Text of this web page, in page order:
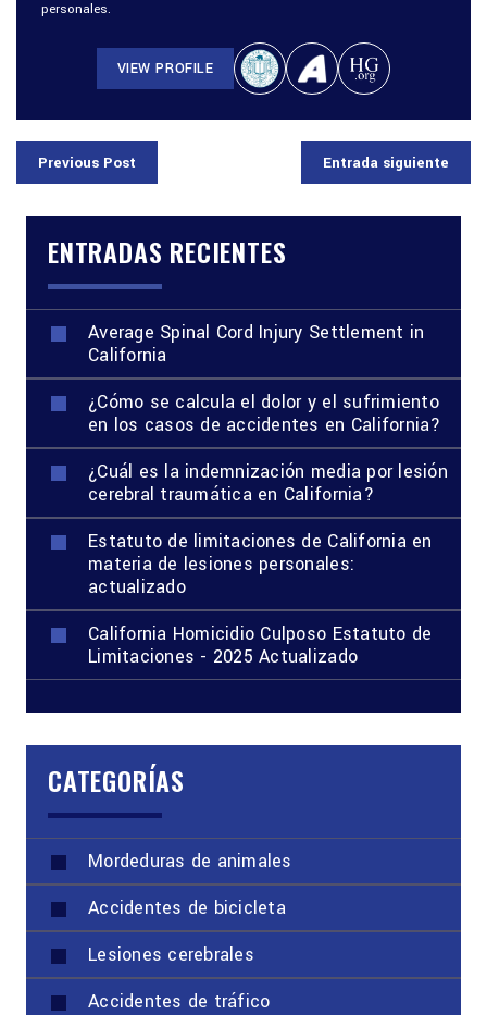
personales.
VIEW PROFILE
Previous Post Entrada siguiente
ENTRADAS RECIENTES
Average Spinal Cord Injury Settlement in
California
¿Cómo se calcula el dolor y el sufrimiento
en los casos de accidentes en California?
¿Cuál es la indemnización media por lesión
cerebral traumática en California?
Estatuto de limitaciones de California en
materia de lesiones personales:
actualizado
California Homicidio Culposo Estatuto de
Limitaciones - 2025 Actualizado
CATEGORÍAS
Mordeduras de animales
Accidentes de bicicleta
Lesiones cerebrales
Accidentes de tráfico